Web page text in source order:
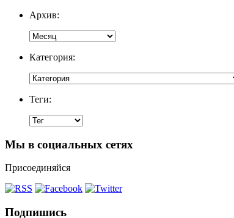
Архив:
Категория:
Теги:
Мы в социальных сетях
Присоединяйся
Подпишись